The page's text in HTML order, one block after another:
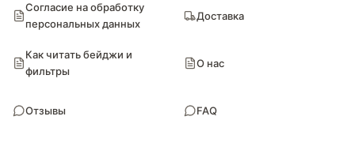
Согласие на обработку
персональных данных
Доставка
Как читать бейджи и
фильтры
О нас
Отзывы FAQ